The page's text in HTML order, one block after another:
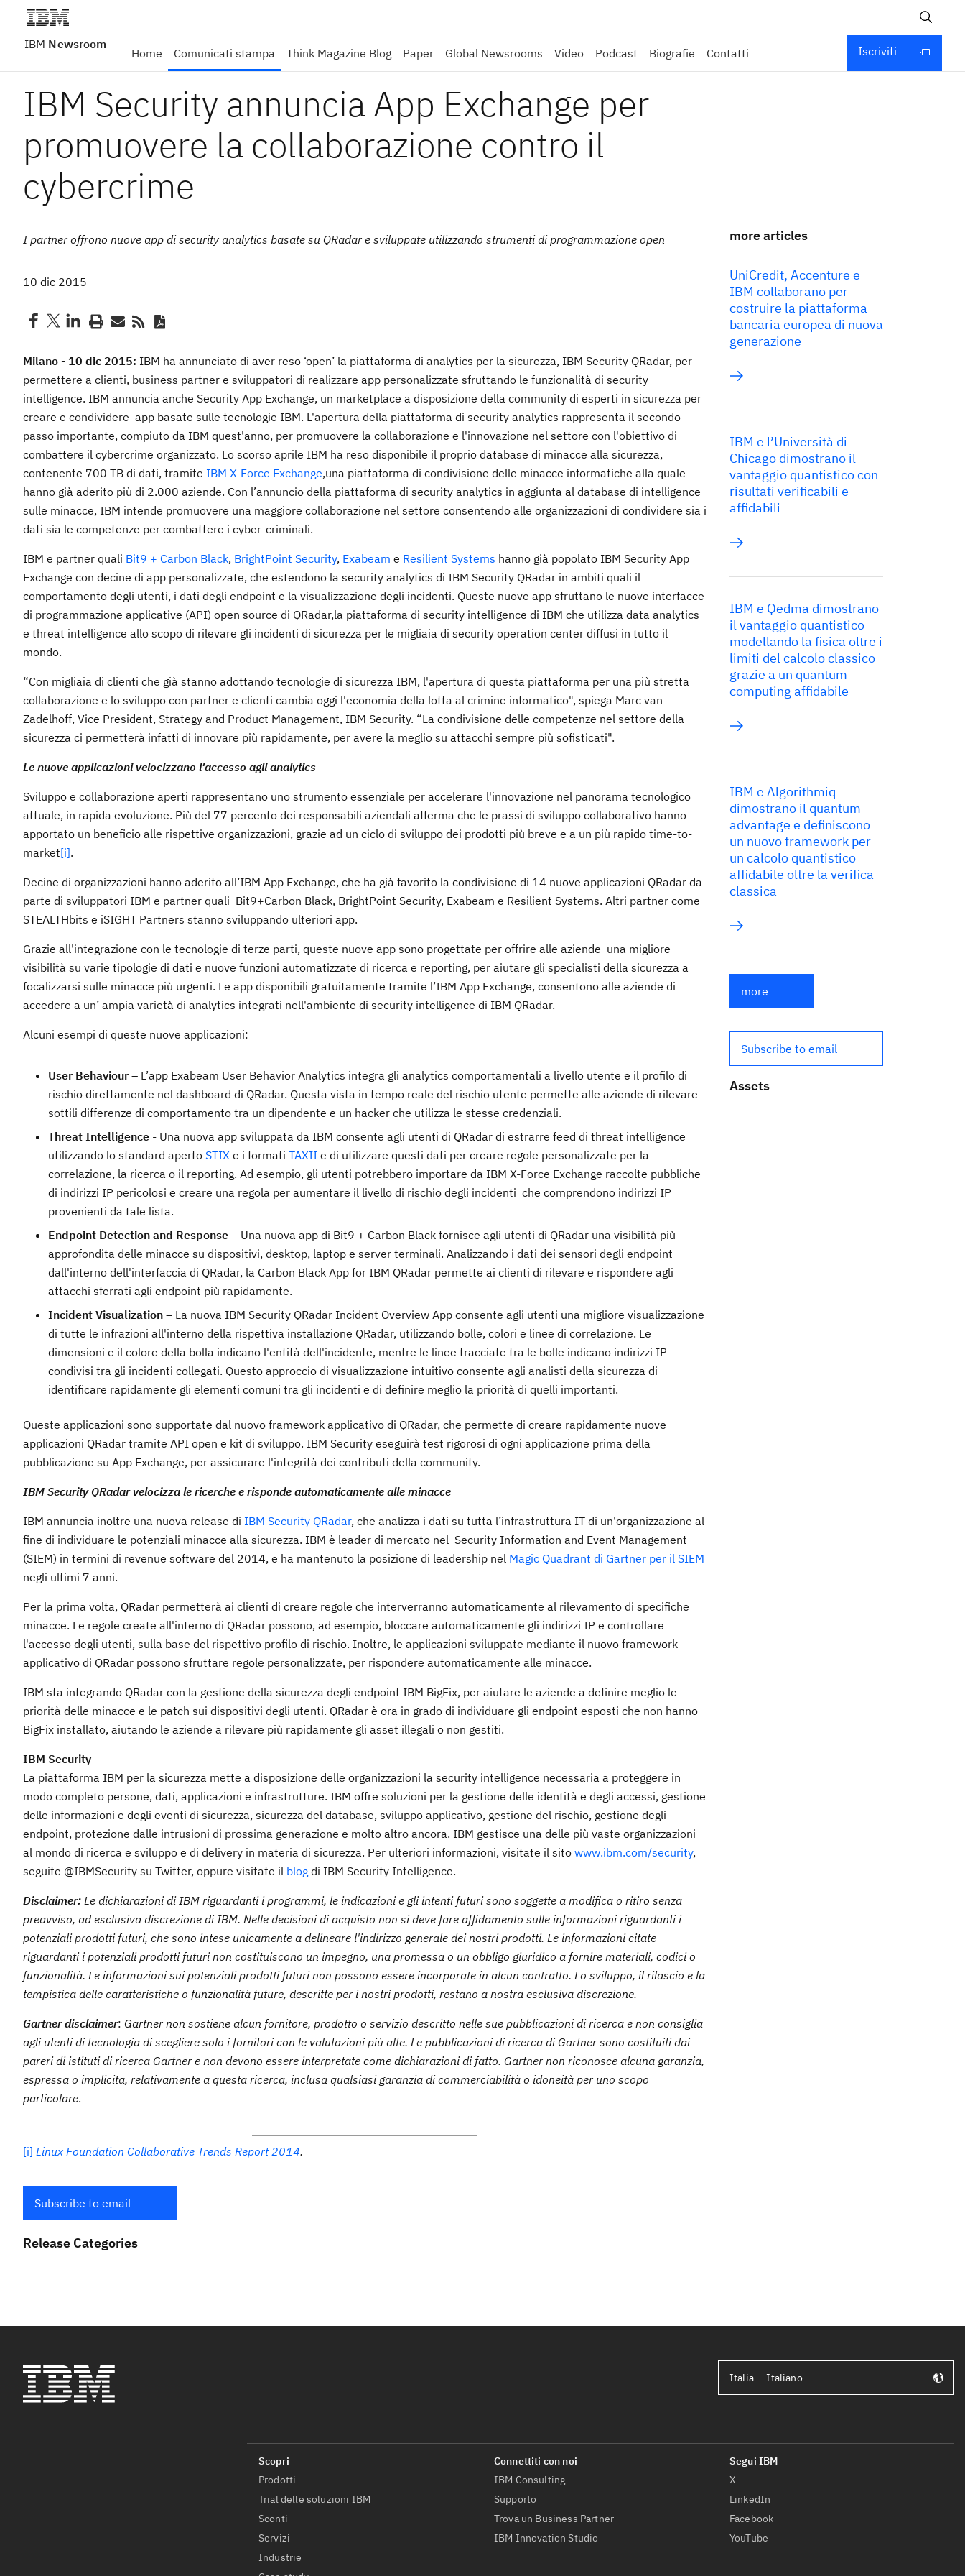
IBM Newsroom
Home Comunicati stampa Think Magazine Blog Paper Global Newsrooms Video Podcast Biografie Contatti Iscriviti
IBM Security annuncia App Exchange per
promuovere la collaborazione contro il
cybercrime
I partner offrono nuove app di security analytics basate su QRadar e sviluppate utilizzando strumenti di programmazione open
10 dic 2015
Milano - 10 dic 2015: IBM ha annunciato di aver reso ‘open’ la piattaforma di analytics per la sicurezza, IBM Security QRadar, per
permettere a clienti, business partner e sviluppatori di realizzare app personalizzate sfruttando le funzionalità di security
intelligence. IBM annuncia anche Security App Exchange, un marketplace a disposizione della community di esperti in sicurezza per
creare e condividere app basate sulle tecnologie IBM. L'apertura della piattaforma di security analytics rappresenta il secondo
passo importante, compiuto da IBM quest'anno, per promuovere la collaborazione e l'innovazione nel settore con l'obiettivo di
combattere il cybercrime organizzato. Lo scorso aprile IBM ha reso disponibile il proprio database di minacce alla sicurezza,
contenente 700 TB di dati, tramite IBM X-Force Exchange,una piattaforma di condivisione delle minacce informatiche alla quale
hanno già aderito più di 2.000 aziende. Con l’annuncio della piattaforma di security analytics in aggiunta al database di intelligence
sulle minacce, IBM intende promuovere una maggiore collaborazione nel settore consentendo alle organizzazioni di condividere sia i
dati sia le competenze per combattere i cyber-criminali.
IBM e partner quali Bit9 + Carbon Black, BrightPoint Security, Exabeam e Resilient Systems hanno già popolato IBM Security App
Exchange con decine di app personalizzate, che estendono la security analytics di IBM Security QRadar in ambiti quali il
comportamento degli utenti, i dati degli endpoint e la visualizzazione degli incidenti. Queste nuove app sfruttano le nuove interfacce
di programmazione applicative (API) open source di QRadar,la piattaforma di security intelligence di IBM che utilizza data analytics
e threat intelligence allo scopo di rilevare gli incidenti di sicurezza per le migliaia di security operation center diffusi in tutto il
mondo.
“Con migliaia di clienti che già stanno adottando tecnologie di sicurezza IBM, l'apertura di questa piattaforma per una più stretta
collaborazione e lo sviluppo con partner e clienti cambia oggi l'economia della lotta al crimine informatico", spiega Marc van
Zadelhoff, Vice President, Strategy and Product Management, IBM Security. “La condivisione delle competenze nel settore della
sicurezza ci permetterà infatti di innovare più rapidamente, per avere la meglio su attacchi sempre più sofisticati".
Le nuove applicazioni velocizzano l'accesso agli analytics
Sviluppo e collaborazione aperti rappresentano uno strumento essenziale per accelerare l'innovazione nel panorama tecnologico
attuale, in rapida evoluzione. Più del 77 percento dei responsabili aziendali afferma che le prassi di sviluppo collaborativo hanno
apportato un beneficio alle rispettive organizzazioni, grazie ad un ciclo di sviluppo dei prodotti più breve e a un più rapido time-to-
market[i].
Decine di organizzazioni hanno aderito all’IBM App Exchange, che ha già favorito la condivisione di 14 nuove applicazioni QRadar da
parte di sviluppatori IBM e partner quali Bit9+Carbon Black, BrightPoint Security, Exabeam e Resilient Systems. Altri partner come
STEALTHbits e iSIGHT Partners stanno sviluppando ulteriori app.
Grazie all'integrazione con le tecnologie di terze parti, queste nuove app sono progettate per offrire alle aziende una migliore
visibilità su varie tipologie di dati e nuove funzioni automatizzate di ricerca e reporting, per aiutare gli specialisti della sicurezza a
focalizzarsi sulle minacce più urgenti. Le app disponibili gratuitamente tramite l’IBM App Exchange, consentono alle aziende di
accedere a un’ ampia varietà di analytics integrati nell'ambiente di security intelligence di IBM QRadar.
Alcuni esempi di queste nuove applicazioni:
User Behaviour – L’app Exabeam User Behavior Analytics integra gli analytics comportamentali a livello utente e il profilo di
rischio direttamente nel dashboard di QRadar. Questa vista in tempo reale del rischio utente permette alle aziende di rilevare
sottili differenze di comportamento tra un dipendente e un hacker che utilizza le stesse credenziali.
Threat Intelligence - Una nuova app sviluppata da IBM consente agli utenti di QRadar di estrarre feed di threat intelligence
utilizzando lo standard aperto STIX e i formati TAXII e di utilizzare questi dati per creare regole personalizzate per la
correlazione, la ricerca o il reporting. Ad esempio, gli utenti potrebbero importare da IBM X-Force Exchange raccolte pubbliche
di indirizzi IP pericolosi e creare una regola per aumentare il livello di rischio degli incidenti che comprendono indirizzi IP
provenienti da tale lista.
Endpoint Detection and Response – Una nuova app di Bit9 + Carbon Black fornisce agli utenti di QRadar una visibilità più
approfondita delle minacce su dispositivi, desktop, laptop e server terminali. Analizzando i dati dei sensori degli endpoint
dall'interno dell'interfaccia di QRadar, la Carbon Black App for IBM QRadar permette ai clienti di rilevare e rispondere agli
attacchi sferrati agli endpoint più rapidamente.
Incident Visualization – La nuova IBM Security QRadar Incident Overview App consente agli utenti una migliore visualizzazione
di tutte le infrazioni all'interno della rispettiva installazione QRadar, utilizzando bolle, colori e linee di correlazione. Le
dimensioni e il colore della bolla indicano l'entità dell'incidente, mentre le linee tracciate tra le bolle indicano indirizzi IP
condivisi tra gli incidenti collegati. Questo approccio di visualizzazione intuitivo consente agli analisti della sicurezza di
identificare rapidamente gli elementi comuni tra gli incidenti e di definire meglio la priorità di quelli importanti.
Queste applicazioni sono supportate dal nuovo framework applicativo di QRadar, che permette di creare rapidamente nuove
applicazioni QRadar tramite API open e kit di sviluppo. IBM Security eseguirà test rigorosi di ogni applicazione prima della
pubblicazione su App Exchange, per assicurare l'integrità dei contributi della community.
IBM Security QRadar velocizza le ricerche e risponde automaticamente alle minacce
IBM annuncia inoltre una nuova release di IBM Security QRadar, che analizza i dati su tutta l’infrastruttura IT di un'organizzazione al
fine di individuare le potenziali minacce alla sicurezza. IBM è leader di mercato nel Security Information and Event Management
(SIEM) in termini di revenue software del 2014, e ha mantenuto la posizione di leadership nel Magic Quadrant di Gartner per il SIEM
negli ultimi 7 anni.
Per la prima volta, QRadar permetterà ai clienti di creare regole che interverranno automaticamente al rilevamento di specifiche
minacce. Le regole create all'interno di QRadar possono, ad esempio, bloccare automaticamente gli indirizzi IP e controllare
l'accesso degli utenti, sulla base del rispettivo profilo di rischio. Inoltre, le applicazioni sviluppate mediante il nuovo framework
applicativo di QRadar possono sfruttare regole personalizzate, per rispondere automaticamente alle minacce.
IBM sta integrando QRadar con la gestione della sicurezza degli endpoint IBM BigFix, per aiutare le aziende a definire meglio le
priorità delle minacce e le patch sui dispositivi degli utenti. QRadar è ora in grado di individuare gli endpoint esposti che non hanno
BigFix installato, aiutando le aziende a rilevare più rapidamente gli asset illegali o non gestiti.
IBM Security
La piattaforma IBM per la sicurezza mette a disposizione delle organizzazioni la security intelligence necessaria a proteggere in
modo completo persone, dati, applicazioni e infrastrutture. IBM offre soluzioni per la gestione delle identità e degli accessi, gestione
delle informazioni e degli eventi di sicurezza, sicurezza del database, sviluppo applicativo, gestione del rischio, gestione degli
endpoint, protezione dalle intrusioni di prossima generazione e molto altro ancora. IBM gestisce una delle più vaste organizzazioni
al mondo di ricerca e sviluppo e di delivery in materia di sicurezza. Per ulteriori informazioni, visitate il sito www.ibm.com/security,
seguite @IBMSecurity su Twitter, oppure visitate il blog di IBM Security Intelligence.
Disclaimer: Le dichiarazioni di IBM riguardanti i programmi, le indicazioni e gli intenti futuri sono soggette a modifica o ritiro senza
preavviso, ad esclusiva discrezione di IBM. Nelle decisioni di acquisto non si deve fare affidamento sulle informazioni riguardanti i
potenziali prodotti futuri, che sono intese unicamente a delineare l'indirizzo generale dei nostri prodotti. Le informazioni citate
riguardanti i potenziali prodotti futuri non costituiscono un impegno, una promessa o un obbligo giuridico a fornire materiali, codici o
funzionalità. Le informazioni sui potenziali prodotti futuri non possono essere incorporate in alcun contratto. Lo sviluppo, il rilascio e la
tempistica delle caratteristiche o funzionalità future, descritte per i nostri prodotti, restano a nostra esclusiva discrezione.
Gartner disclaimer: Gartner non sostiene alcun fornitore, prodotto o servizio descritto nelle sue pubblicazioni di ricerca e non consiglia
agli utenti di tecnologia di scegliere solo i fornitori con le valutazioni più alte. Le pubblicazioni di ricerca di Gartner sono costituiti dai
pareri di istituti di ricerca Gartner e non devono essere interpretate come dichiarazioni di fatto. Gartner non riconosce alcuna garanzia,
espressa o implicita, relativamente a questa ricerca, inclusa qualsiasi garanzia di commerciabilità o idoneità per uno scopo
particolare.
[i] Linux Foundation Collaborative Trends Report 2014.
Subscribe to email
Release Categories
more articles
UniCredit, Accenture e
IBM collaborano per
costruire la piattaforma
bancaria europea di nuova
generazione
IBM e l’Università di
Chicago dimostrano il
vantaggio quantistico con
risultati verificabili e
affidabili
IBM e Qedma dimostrano
il vantaggio quantistico
modellando la fisica oltre i
limiti del calcolo classico
grazie a un quantum
computing affidabile
IBM e Algorithmiq
dimostrano il quantum
advantage e definiscono
un nuovo framework per
un calcolo quantistico
affidabile oltre la verifica
classica
more
Subscribe to email
Assets
Prodotti
Trial delle soluzioni IBM
Sconti
Servizi
Industrie
IBM Consulting
Supporto
Trova un Business Partner
IBM Innovation Studio
X
LinkedIn
Facebook
YouTube
Italia — Italiano